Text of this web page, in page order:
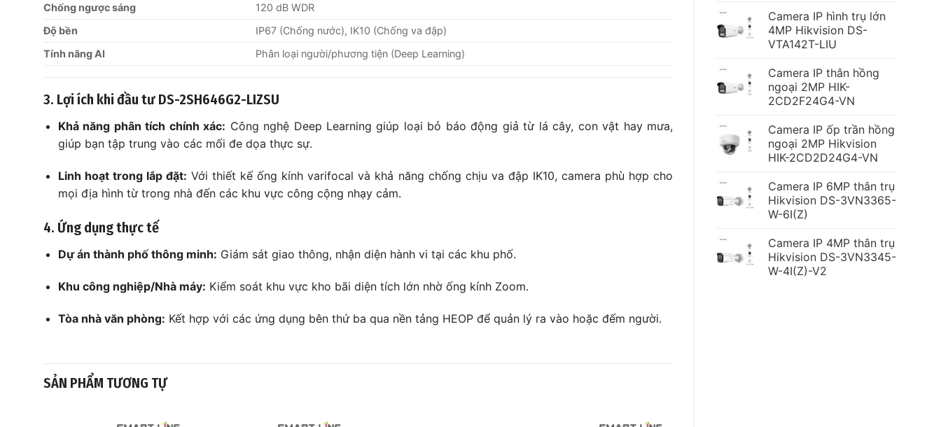
Camera IP hình trụ lớn
4MP Hikvision DS-
VTA142T-LIU
Camera IP thân hồng
ngoại 2MP HIK-
2CD2F24G4-VN
Camera IP ốp trần hồng
ngoại 2MP Hikvision
HIK-2CD2D24G4-VN
Camera IP 6MP thân trụ
Hikvision DS-3VN3365-
W-6I(Z)
Camera IP 4MP thân trụ
Hikvision DS-3VN3345-
W-4I(Z)-V2
Chống ngược sáng
120 dB WDR
Độ bền
IP67 (Chống nước), IK10 (Chống va đập)
Tính năng AI
Phân loại người/phương tiện (Deep Learning)
3. Lợi ích khi đầu tư DS-2SH646G2-LIZSU
Khả năng phân tích chính xác: Công nghệ Deep Learning giúp loại bỏ báo động giả từ lá cây, con vật hay mưa,
giúp bạn tập trung vào các mối đe dọa thực sự.
Linh hoạt trong lắp đặt: Với thiết kế ống kính varifocal và khả năng chống chịu va đập IK10, camera phù hợp cho
mọi địa hình từ trong nhà đến các khu vực công cộng nhạy cảm.
4. Ứng dụng thực tế
Dự án thành phố thông minh: Giám sát giao thông, nhận diện hành vi tại các khu phố.
Khu công nghiệp/Nhà máy: Kiểm soát khu vực kho bãi diện tích lớn nhờ ống kính Zoom.
Tòa nhà văn phòng: Kết hợp với các ứng dụng bên thứ ba qua nền tảng HEOP để quản lý ra vào hoặc đếm người.
SẢN PHẨM TƯƠNG TỰ